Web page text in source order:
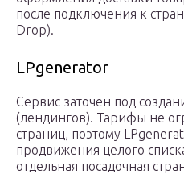
после подключения к
Drop).
LPgenerator
Сервис заточен под
(лендингов). Тарифы не
страниц, поэтому
продвижения целого
отдельная посадочная